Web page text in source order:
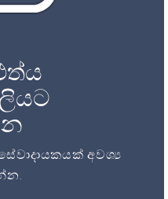
අවශ්‍ය